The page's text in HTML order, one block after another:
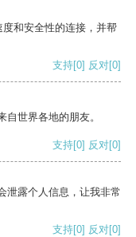
和安全性的连接，并帮
支持[0] 反对[0]
世界各地的朋友。
支持[0] 反对[0]
泄露个人信息，让我非常
支持[0] 反对[0]